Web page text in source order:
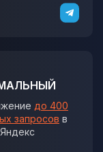
до 400
запросов в